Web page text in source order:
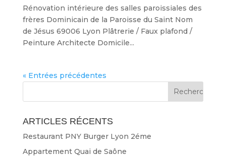
Rénovation intérieure des salles paroissiales des
frères Dominicain de la Paroisse du Saint Nom
de Jésus 69006 Lyon Plâtrerie / Faux plafond /
Peinture Architecte Domicile...
« Entrées précédentes
ARTICLES RÉCENTS
Restaurant PNY Burger Lyon 2éme
Appartement Quai de Saône